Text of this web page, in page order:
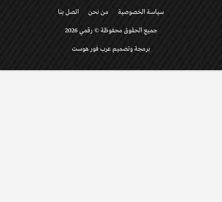
سياسة الخصوصية من نحن اتصل بنا
جميع الحقوق محفوظة © رقمي 2026
برمجة وتصميم عرب فور هوست